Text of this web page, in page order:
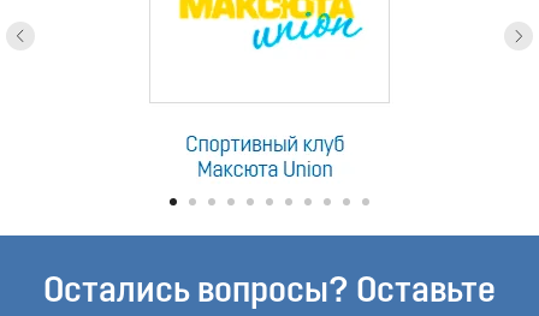
Остались вопросы? Оставьте